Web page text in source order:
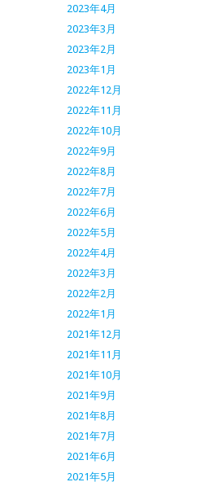
2023年4月
2023年3月
2023年2月
2023年1月
2022年12月
2022年11月
2022年10月
2022年9月
2022年8月
2022年7月
2022年6月
2022年5月
2022年4月
2022年3月
2022年2月
2022年1月
2021年12月
2021年11月
2021年10月
2021年9月
2021年8月
2021年7月
2021年6月
2021年5月